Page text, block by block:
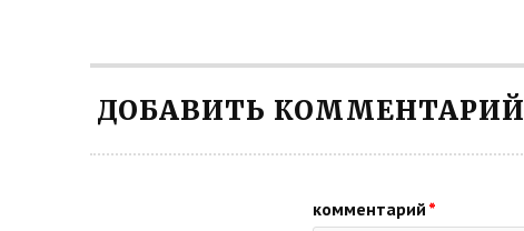
ДОБАВИТЬ КОММЕНТАРИЙ
комментарий *